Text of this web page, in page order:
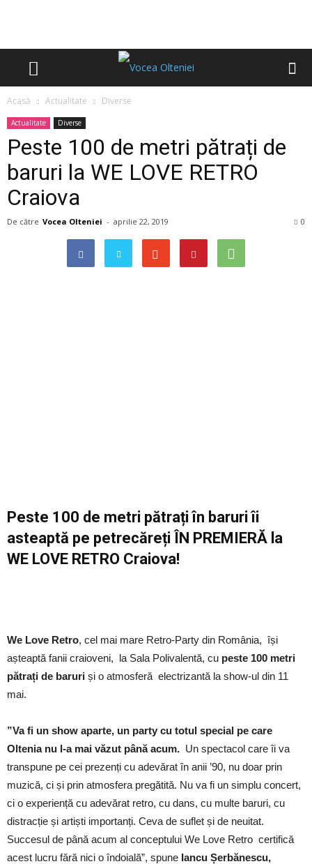
Acasă Actualitate Diverse
Actualitate Diverse
Peste 100 de metri pătrați de
baruri la WE LOVE RETRO
Craiova
De către Vocea Olteniei - aprilie 22, 2019 0
Peste 100 de metri pătrați în baruri îi
asteaptă pe petrecăreți ÎN PREMIERĂ la
WE LOVE RETRO Craiova!
We Love Retro, cel mai mare Retro-Party din România, își
așteaptă fanii craioveni, la Sala Polivalentă, cu peste 100 metri
pătrați de baruri și o atmosferă electrizantă la show-ul din 11
mai.
”Va fi un show aparte, un party cu totul special pe care
Oltenia nu l-a mai văzut până acum. Un spectacol care îi va
transpune pe cei prezenți cu adevărat în anii ’90, nu doar prin
muzică, ci și prin atmosfera pregătită. Nu va fi un simplu concert,
ci o experiență cu adevărat retro, cu dans, cu multe baruri, cu
distracție și artiști importanți. Ceva de suflet și de neuitat.
Succesul de până acum al conceptului We Love Retro certifică
acest lucru fără nici o îndoială”, spune Iancu Șerbănescu,